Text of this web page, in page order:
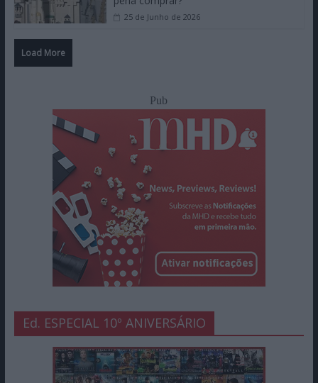
25 de Junho de 2026
Load More
Pub
Ed. ESPECIAL 10º ANIVERSÁRIO